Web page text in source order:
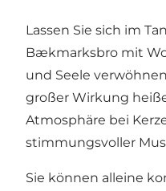
Lassen Sie sich im
Bækmarksbro mit
und Seele
großer Wirkung
Atmosphäre bei
stimmungsvoller
Sie können alleine